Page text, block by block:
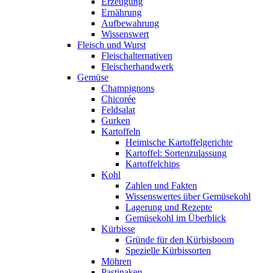
Ernährung
Aufbewahrung
Wissenswert
Fleisch und Wurst
Fleischalternativen
Fleischerhandwerk
Gemüse
Champignons
Chicorée
Feldsalat
Gurken
Kartoffeln
Heimische Kartoffelgerichte
Kartoffel: Sortenzulassung
Kartoffelchips
Kohl
Zahlen und Fakten
Wissenswertes über Gemüsekohl
Lagerung und Rezepte
Gemüsekohl im Überblick
Kürbisse
Gründe für den Kürbisboom
Spezielle Kürbissorten
Möhren